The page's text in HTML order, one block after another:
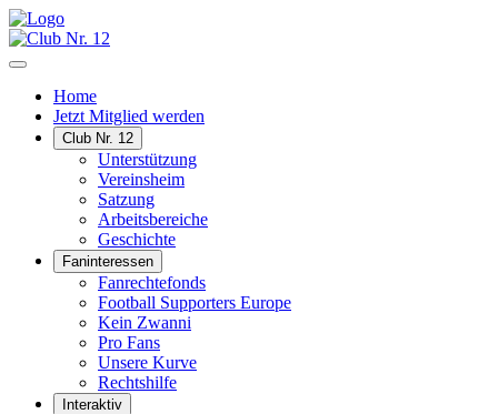
Home
Jetzt Mitglied werden
Club Nr. 12
Unterstützung
Vereinsheim
Satzung
Arbeitsbereiche
Geschichte
Faninteressen
Fanrechtefonds
Football Supporters Europe
Kein Zwanni
Pro Fans
Unsere Kurve
Rechtshilfe
Interaktiv